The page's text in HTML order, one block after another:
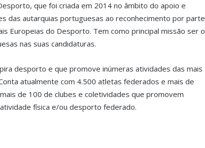
que foi criada em 2014 no âmbito do apoio e
das autarquias portuguesas ao reconhecimento por parte
Europeias do Desporto. Tem como principal missão ser o
nas suas candidaturas.
desporto e que promove inúmeras atividades das mais
atualmente com 4.500 atletas federados e mais de
de 100 de clubes e coletividades que promovem
física e/ou desporto federado.